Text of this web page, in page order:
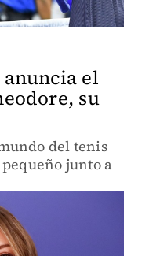
el
su
del tenis
junto a